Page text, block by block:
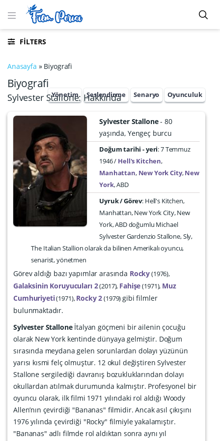
FILTERS
Anasayfa » Biyografi
Biyografi
Sylvester Stallone: Hakkında Oyunculuk
Senaryo
Seslendirme
Yönetim
Sylvester Stallone 80
yaşında Yengeç burcu
Doğum tarihi - yeri 7 Temmuz
1946
Hell's Kitchen,
Manhattan, New York City,New
York,ABD
Uyruk / Görev: Hell's Kitchen,
Manhattan, New York City, New
York, ABD doğumlu Michael
Sylvester Gardenzio Stallone, Sly,
The Italian Stallion olarak da bilinen Amerikalı oyuncu,
senarist, yönetmen
Görev aldığı bazı yapımlar arasında Rocky 1976
Galaksinin Koruyucuları 2 2017 Fahişe 1971
Muz
Cumhuriyeti 1971 Rocky 2 1979 gibi filmler
bulunmaktadır.
Sylvester Stallone İtalyan göçmeni bir ailenin çocuğu
olarak New York kentinde dünyaya gelmiştir. Doğum
sırasında meydana gelen sorunlardan dolayı yüzünün
yarısı kısmi felç olmuştur. 12 okul değiştiren Sylvester
Stallone sergilediği davranış bozukluklarından dolayı
okullardan atılmak durumunda kalmıştır. Profesyonel bir
oyuncu olarak, ilk filmi 1971 yılındaki rol aldığı Woody
Allen’nın çevirdiği "Bananas" filmidir. Ancak asıl çıkışını
1976 yılında çevirdiği "Rocky" filmiyle yakalamıştır.
"Bananas" adlı filmde rol aldıktan sonra aynı yıl